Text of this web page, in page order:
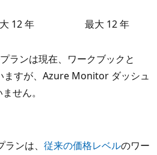
12 年 最大 12 年
ランは現在、ワークブックと
ますが、Azure Monitor ダッシュ
せん。
ンは、 従来の価格レベルのワー